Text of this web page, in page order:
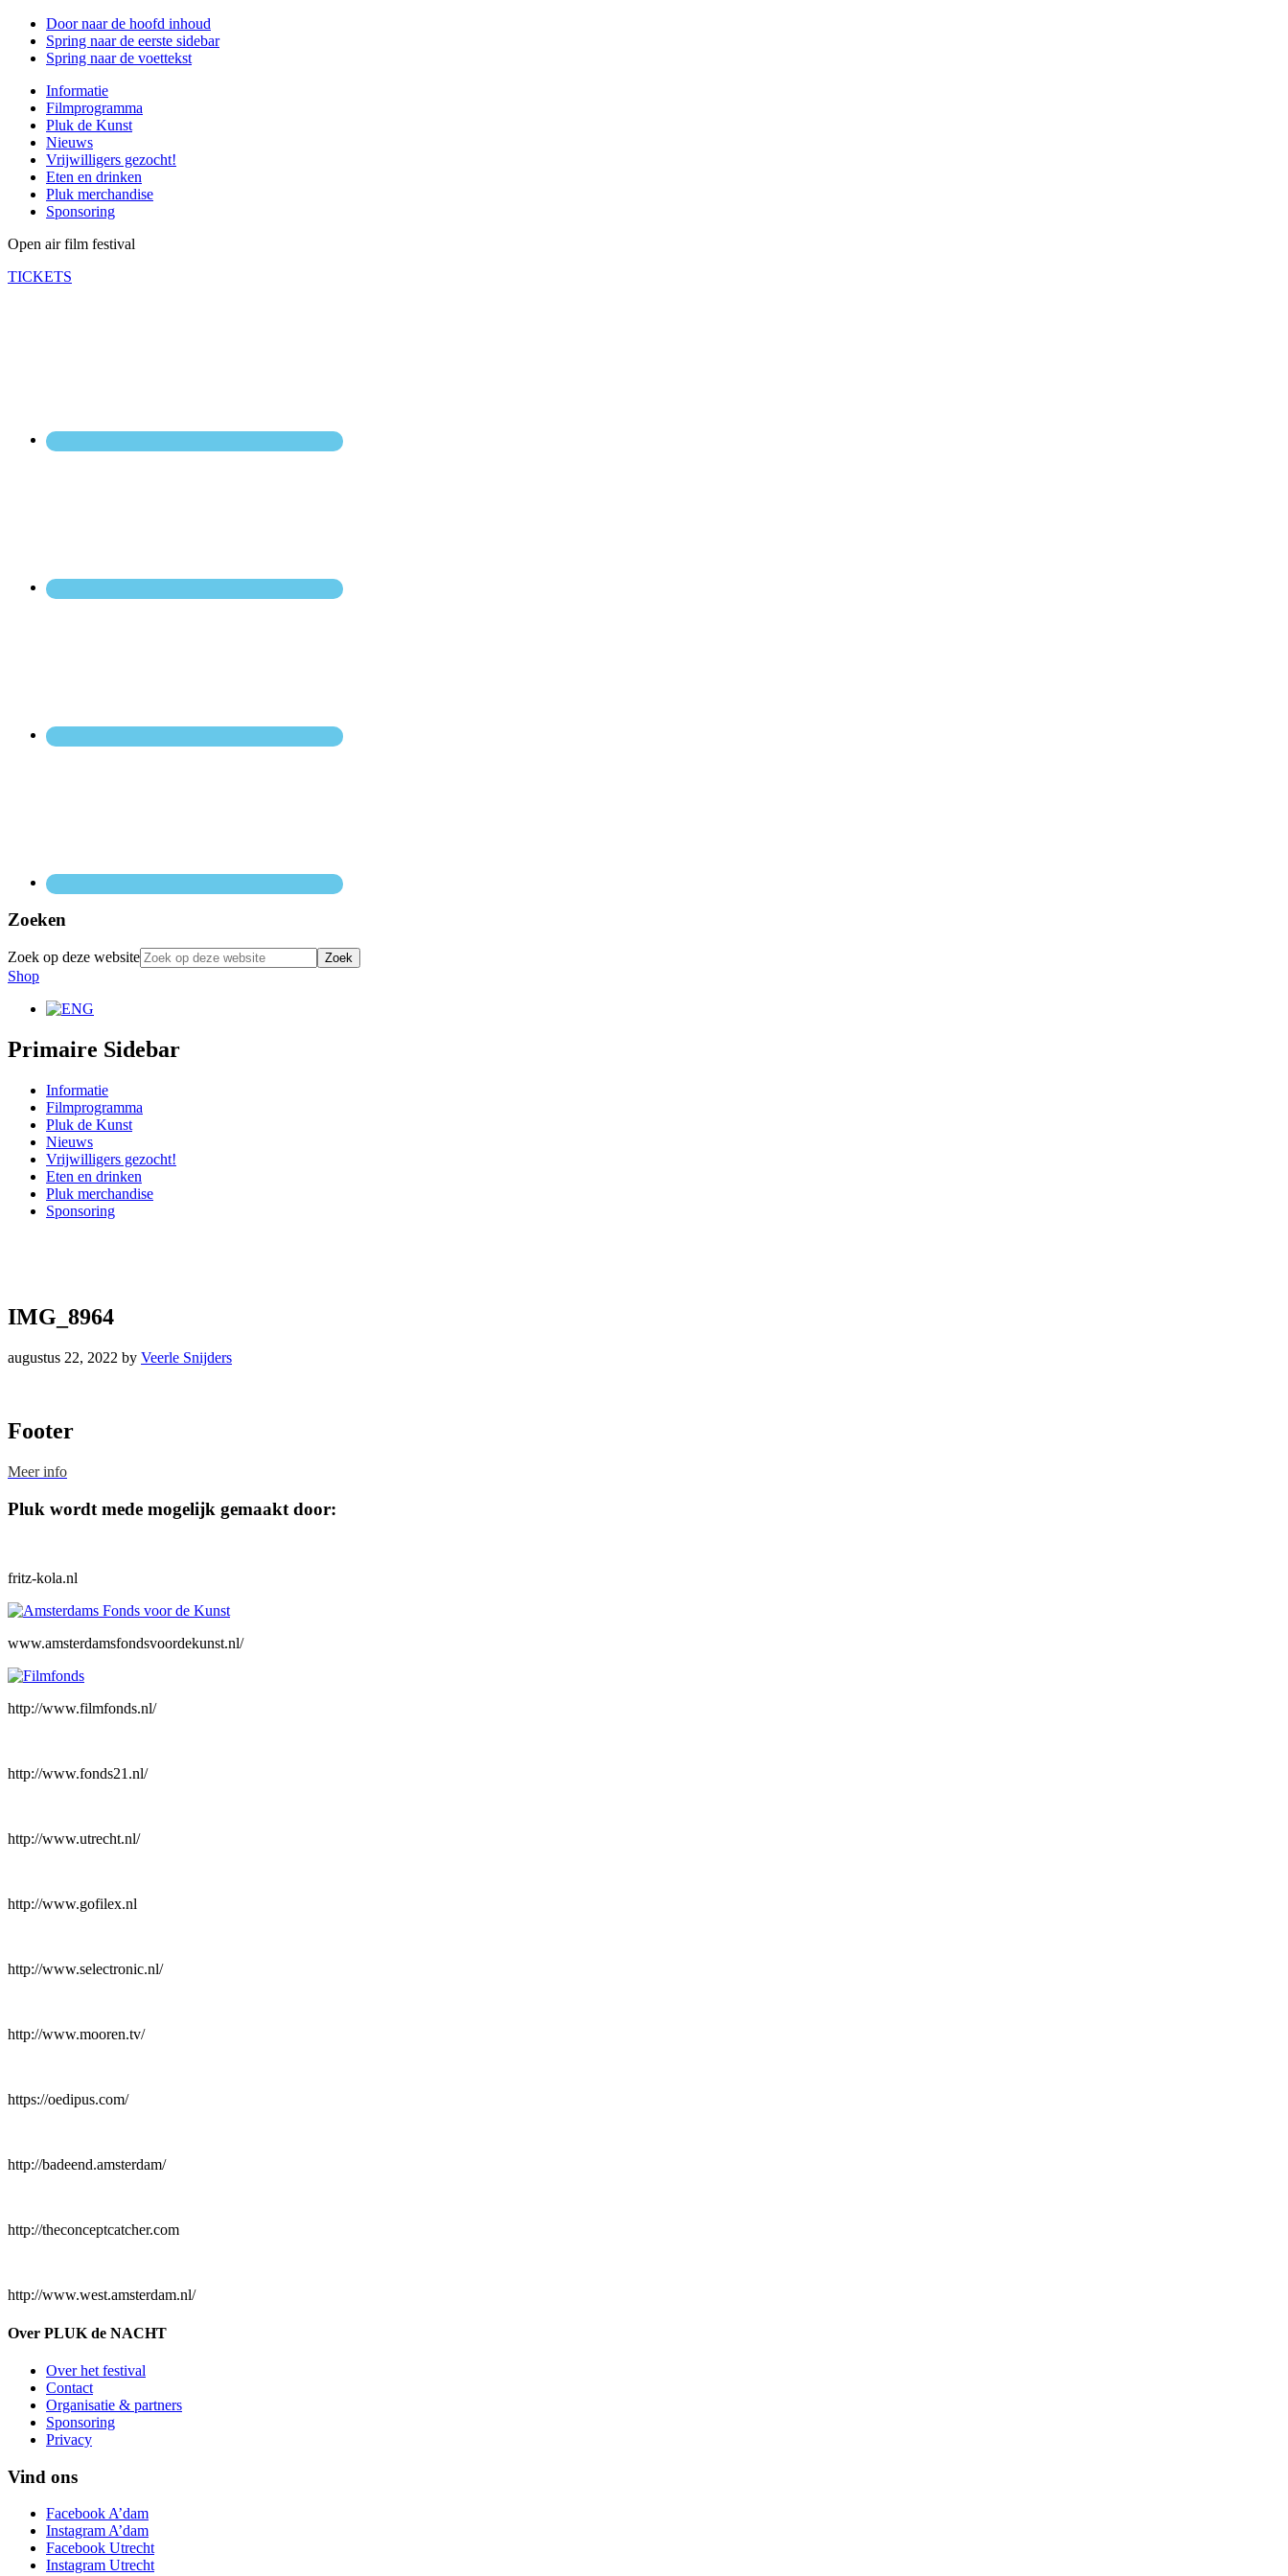
Door naar de hoofd inhoud
Spring naar de eerste sidebar
Spring naar de voettekst
Informatie
Filmprogramma
Pluk de Kunst
Nieuws
Vrijwilligers gezocht!
Eten en drinken
Pluk merchandise
Sponsoring
Open air film festival
TICKETS
Zoeken
Zoek op deze website
Shop
Primaire Sidebar
Informatie
Filmprogramma
Pluk de Kunst
Nieuws
Vrijwilligers gezocht!
Eten en drinken
Pluk merchandise
Sponsoring
IMG_8964
augustus 22, 2022 by Veerle Snijders
Footer
Meer info
Pluk wordt mede mogelijk gemaakt door:
fritz-kola.nl
www.amsterdamsfondsvoordekunst.nl/
http://www.filmfonds.nl/
http://www.fonds21.nl/
http://www.utrecht.nl/
http://www.gofilex.nl
http://www.selectronic.nl/
http://www.mooren.tv/
https://oedipus.com/
http://badeend.amsterdam/
http://theconceptcatcher.com
http://www.west.amsterdam.nl/
Over PLUK de NACHT
Over het festival
Contact
Organisatie & partners
Sponsoring
Privacy
Vind ons
Facebook A’dam
Instagram A’dam
Facebook Utrecht
Instagram Utrecht